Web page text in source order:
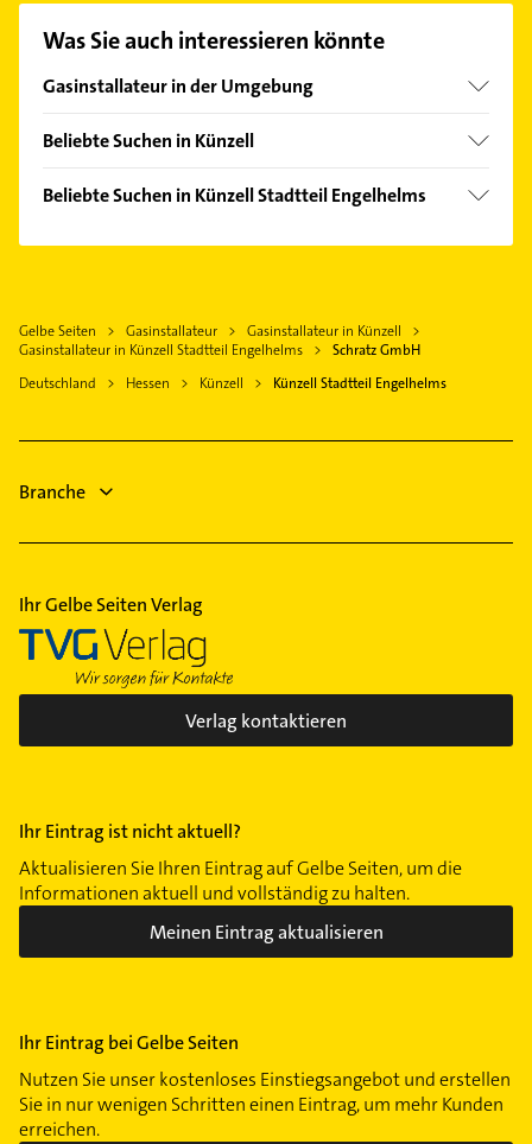
finden Sie alleKontaktdaten.
Was Sie auch interessieren könnte
Gasinstallateur in der Umgebung
Eichenzell
Petersberg bei Fulda
Schlüchtern
Bad Brückenau
Freiensteinau
Beliebte Suchen in Künzell
Elektroinstallation
Elektro Reparatur
Allgemeinarzt
Arzt
Physikalische Therapie
Physiotherapie
Beliebte Suchen in Künzell Stadtteil Engelhelms
Gelbe Seiten Gasinstallateur
Gasinstallateur in Künzell
Gasinstallateur in Künzell Stadtteil Engelhelms
Schratz GmbH
Deutschland
Hessen Künzell Künzell Stadtteil Engelhelms
Branche
Ihr Gelbe Seiten Verlag
Verlag kontaktieren
Ihr Eintrag ist nicht aktuell?
Aktualisieren Sie Ihren Eintrag auf Gelbe Seiten, um die
Informationen aktuell und vollständig zu halten.
Meinen Eintrag aktualisieren
Ihr Eintrag bei Gelbe Seiten
Nutzen Sie unser kostenloses Einstiegsangebot und erstellen
Sie in nur wenigen Schritten einen Eintrag, um mehr Kunden
erreichen.